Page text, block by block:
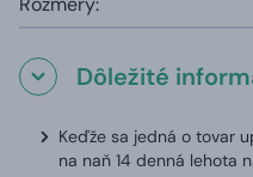
Dôležité
Keďže sa jedná o tovar
na naň 14 denná lehota